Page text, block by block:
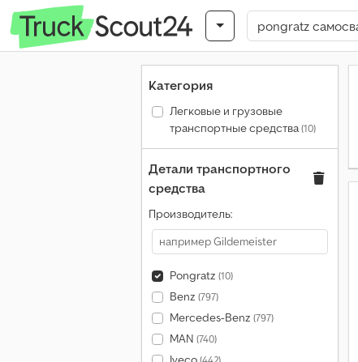
Категория
Легковые и грузовые
транспортные средства(10)
Детали транспортного
средства
Производитель:
Pongratz (10)
Benz (797)
Mercedes-Benz (797)
MAN (740)